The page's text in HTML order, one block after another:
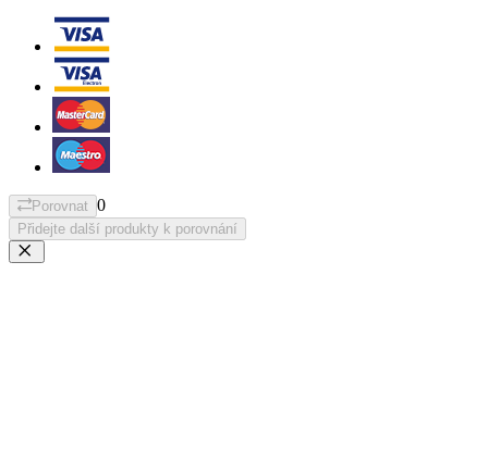
Porovnat 0
Přidejte další produkty k porovnání